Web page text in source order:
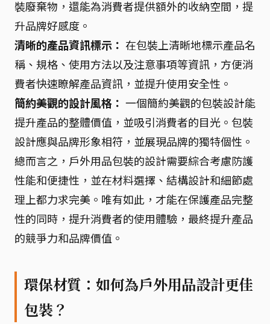
裝廢棄物，還能為消費者提供額外的收納空間，提
升品牌好感度。
清晰的產品資訊標示： 在包裝上清晰地標示產品名
稱、規格、使用方法以及注意事項等資訊，方便消
費者快速瞭解產品資訊，並提升使用安全性。
簡約美觀的設計風格： 一個簡約美觀的包裝設計能
提升產品的整體價值，並吸引消費者的目光。包裝
設計應與品牌形象相符，並展現品牌的獨特個性。
總而言之，戶外用品包裝的設計需要綜合考慮防護
性能和便捷性，並在材料選擇、結構設計和細節處
理上都力求完美。唯有如此，才能在保護產品完整
性的同時，提升消費者的使用體驗，最終提升產品
的競爭力和品牌價值。
環保材質：如何為戶外用品設計更佳
包裝？